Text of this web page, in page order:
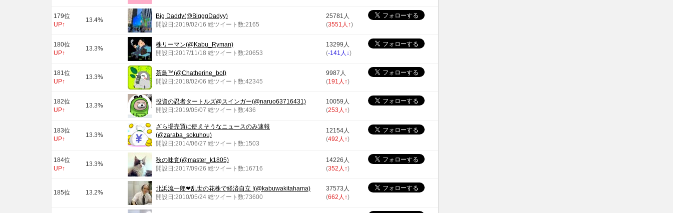
179位
UP↑
13.4%
Big Daddy(@BigggDadyy)
開設日:2019/02/16 総ツイート数:2165
25781人
(3551人 ↑)
180位
UP↑
13.3%
株リーマン(@Kabu_Ryman)
開設日:2017/11/18 総ツイート数:20653
13299人
(-141人 ↓)
181位
UP↑
13.3%
茶鳥™(@Chatherine_bot)
開設日:2018/02/06 総ツイート数:42345
9987人
(191人 ↑)
182位
UP↑
13.3%
投資の忍者タートルズ@スインガー(@naruo63716431)
開設日:2019/05/07 総ツイート数:436
10059人
(253人 ↑)
183位
UP↑
13.3%
ざら場売買に使えそうなニュースのみ速報
(@zaraba_sokuhou)
開設日:2014/06/27 総ツイート数:1503
12154人
(492人 ↑)
184位
UP↑
13.3%
秋の味覚(@master_k1805)
開設日:2017/09/26 総ツイート数:16716
14226人
(352人 ↑)
185位 13.2%
北浜流一郎❤乱世の花株で経済自立 !(@kabuwakitahama)
開設日:2010/05/24 総ツイート数:73600
37573人
(662人 ↑)